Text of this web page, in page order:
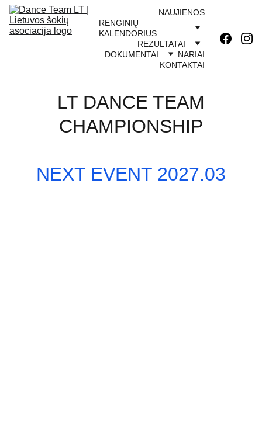
NAUJIENOS
RENGINIŲ
KALENDORIUS
REZULTATAI
DOKUMENTAI
NARIAI
KONTAKTAI
LT DANCE TEAM
CHAMPIONSHIP
NEXT EVENT 2027.03